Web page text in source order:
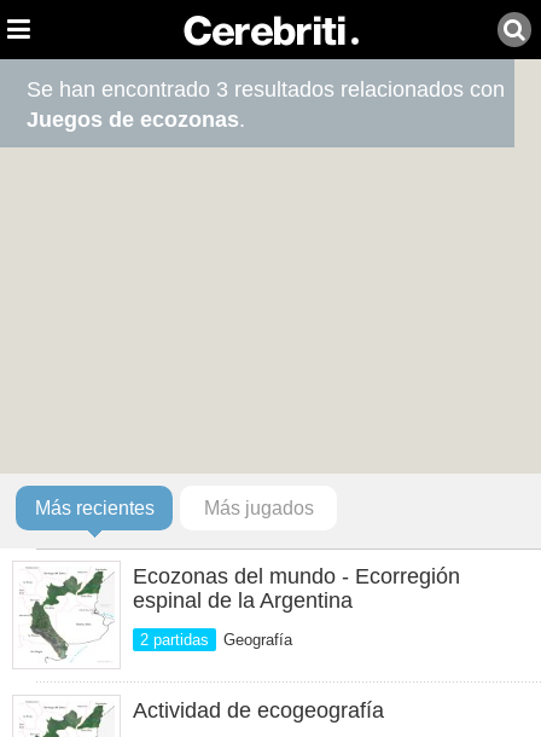
Se han encontrado 3 resultados relacionados con
Juegos de ecozonas.
Más recientes Más jugados
Ecozonas del mundo - Ecorregión
espinal de la Argentina
2 partidas Geografía
Actividad de ecogeografía